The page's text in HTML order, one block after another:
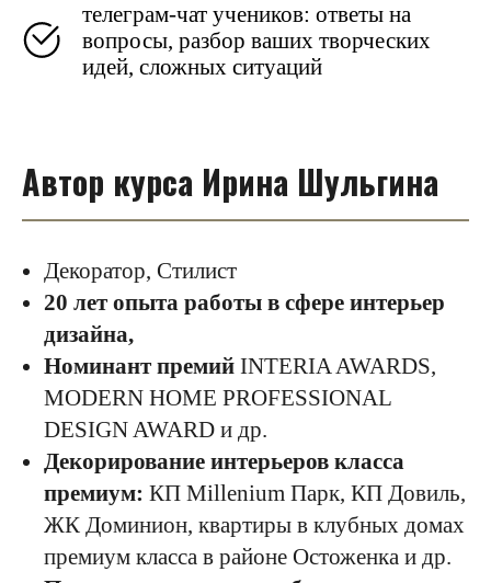
телеграм-чат учеников: ответы на
вопросы, разбор ваших творческих
идей, сложных ситуаций
Автор курса Ирина Шульгина
Декоратор, Стилист
20 лет опыта работы в сфере интерьер
дизайна,
Номинант премий INTERIA AWARDS,
MODERN HOME PROFESSIONAL
DESIGN AWARD и др.
Декорирование интерьеров класса
премиум: КП Millenium Парк, КП Довиль,
ЖК Доминион, квартиры в клубных домах
премиум класса в районе Остоженка и др.